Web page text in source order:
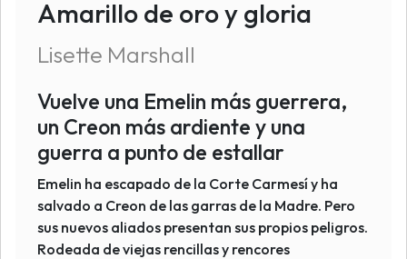
Amarillo de oro y gloria
Lisette Marshall
Vuelve una Emelin más guerrera,
un Creon más ardiente y una
guerra a punto de estallar
Emelin ha escapado de la Corte Carmesí y ha
salvado a Creon de las garras de la Madre. Pero
sus nuevos aliados presentan sus propios peligros.
Rodeada de viejas rencillas y rencores